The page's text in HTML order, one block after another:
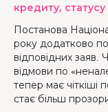
кредиту,
Постанова
року додатково
відповідних
відмови по
тепер має чіткіші
стає більш